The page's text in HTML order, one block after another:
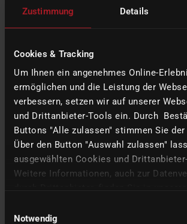
Zustimmung Details
Cookies & Tracking
Um Ihnen ein angenehmes Online-
ermöglichen und die Leistung der
verbessern, setzen wir auf unserer
und Drittanbieter-Tools ein. Durch
Buttons "Alle zulassen" stimmen Sie der
Über den Button "Auswahl zulassen"
ausgewählten Cookies und
Weitere Informationen, auch zur
Notwendig
M
imes-icore GmbH
Im Leibolzgraben 16
36132 Eiterfeld